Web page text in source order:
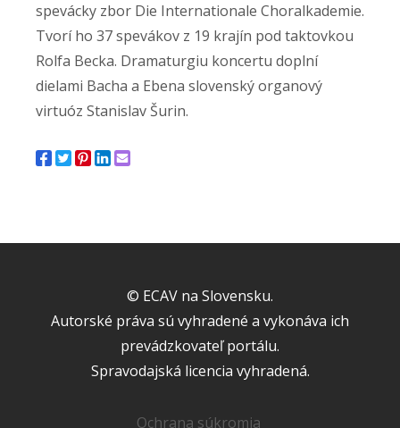
spevácky zbor Die Internationale Choralkademie.
Tvorí ho 37 spevákov z 19 krajín pod taktovkou
Rolfa Becka. Dramaturgiu koncertu doplní
dielami Bacha a Ebena slovenský organový
virtuóz Stanislav Šurin.
© ECAV na Slovensku.
Autorské práva sú vyhradené a vykonáva ich
prevádzkovateľ portálu.
Spravodajská licencia vyhradená.
Ochrana súkromia